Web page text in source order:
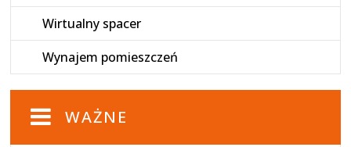
Wirtualny spacer
Wynajem pomieszczeń
WAŻNE